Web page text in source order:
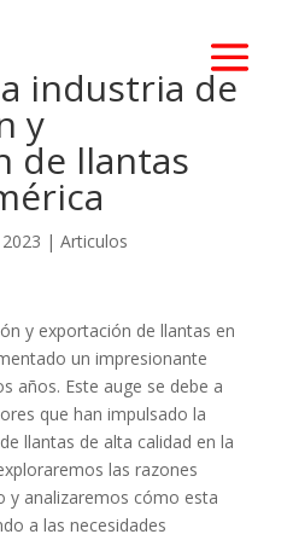
industria de
y
de llantas
| Articulos
y exportación de llantas en
un impresionante
años. Este auge se debe a
que han impulsado la
llantas de alta calidad en la
las razones
y analizaremos cómo esta
a las necesidades